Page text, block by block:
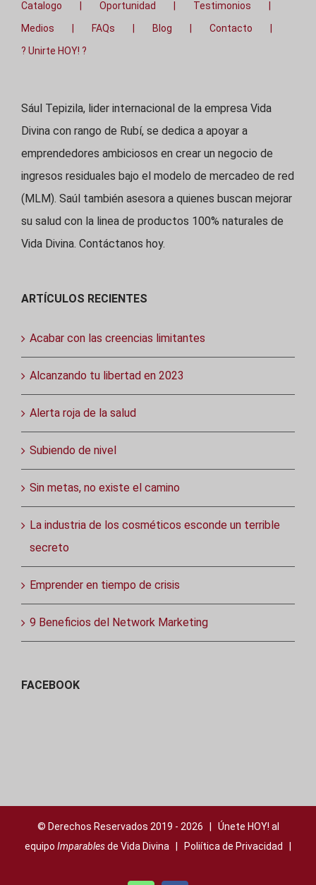
Catalogo
Oportunidad
Testimonios
Medios
FAQs Blog
Contacto
? Unirte HOY! ?
Sául Tepizila, lider internacional de la empresa Vida
Divina con rango de Rubí, se dedica a apoyar a
emprendedores ambiciosos en crear un negocio de
ingresos residuales bajo el modelo de mercadeo de red
(MLM). Saúl también asesora a quienes buscan mejorar
su salud con la linea de productos 100% naturales de
Vida Divina. Contáctanos hoy.
ARTÍCULOS RECIENTES
Acabar con las creencias limitantes
Alcanzando tu libertad en 2023
Alerta roja de la salud
Subiendo de nivel
Sin metas, no existe el camino
La industria de los cosméticos esconde un terrible
secreto
Emprender en tiempo de crisis
9 Beneficios del Network Marketing
FACEBOOK
© Derechos Reservados 2019 - 2026 | Únete HOY! al
equipo Imparablesde Vida Divina | Poliítica de Privacidad